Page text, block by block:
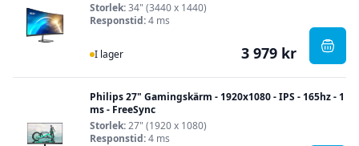
Storlek:34" (3440 x 1440)
Responstid:4 ms
I Lager
I lager 3 979 kr , MSI
Philips 27" Gamingskärm - 1920x1080 - IPS - 165hz - 1
ms - FreeSync
Storlek:27" (1920 x 1080)
Responstid:4 ms